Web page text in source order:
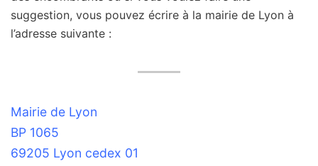
suggestion, vous pouvez écrire à la mairie de Lyon à
l’adresse suivante :
Mairie de Lyon
BP 1065
69205 Lyon cedex 01